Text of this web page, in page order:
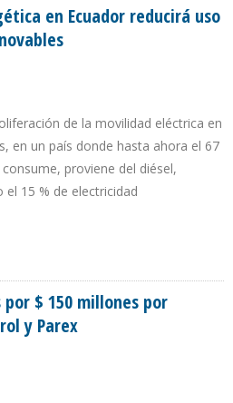
en Ecuador reducirá uso
de la movilidad eléctrica en
en un país donde hasta ahora el 67
proviene del diésel,
el 15 % de electricidad
$ 150 millones por
y Parex